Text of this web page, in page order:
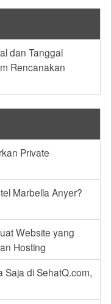
dan Tanggal
Rencanakan
Private
Marbella Anyer?
Website yang
Hosting
Saja di SehatQ.com,